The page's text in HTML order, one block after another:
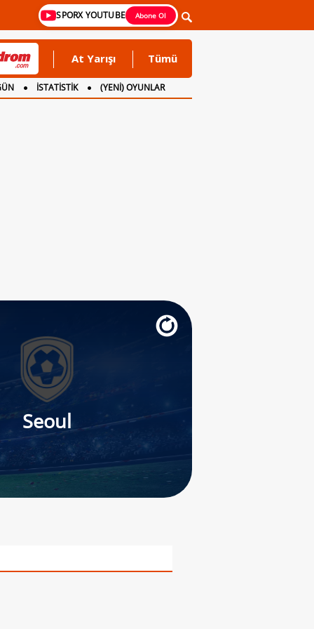
SPORX YOUTUBE Abone Ol
At Yarışı Tümü
İSTATİSTİK
(YENİ) OYUNLAR
Seoul